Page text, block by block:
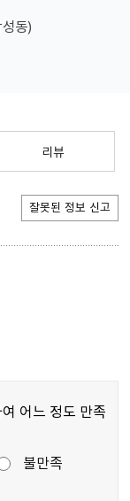
동)
리뷰
잘못된 정보 신고
어느 정도 만족
불만족